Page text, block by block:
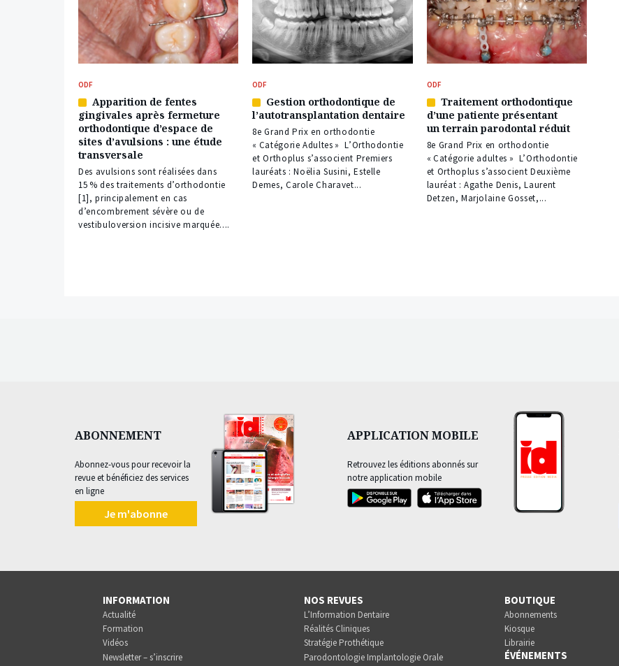
ODF
Article
réservé
à
nos
abonnés
Apparition de fentes
gingivales après fermeture
orthodontique d’espace de
sites d’avulsions : une étude
transversale
Des avulsions sont réalisées dans
15 % des traitements d’orthodontie
[1], principalement en cas
d’encombrement sévère ou de
vestibuloversion incisive marquée....
ODF
Article
réservé
à
nos
abonnés
Gestion orthodontique de
l’autotransplantation dentaire
8e Grand Prix en orthodontie
« Catégorie Adultes » L’Orthodontie
et Orthoplus s’associent Premiers
lauréats : Noëlia Susini, Estelle
Demes, Carole Charavet...
ODF
Article
réservé
à
nos
abonnés
Traitement orthodontique
d’une patiente présentant
un terrain parodontal réduit
8e Grand Prix en orthodontie
« Catégorie adultes » L’Orthodontie
et Orthoplus s’associent Deuxième
lauréat : Agathe Denis, Laurent
Detzen, Marjolaine Gosset,...
ABONNEMENT
Abonnez-vous pour recevoir la
revue et bénéficiez des services
en ligne
Je m'abonne
APPLICATION MOBILE
Retrouvez les éditions abonnés sur
notre application mobile
INFORMATION
Actualité
Formation
Vidéos
Newsletter – s’inscrire
NOS REVUES
L’Information Dentaire
Réalités Cliniques
Stratégie Prothétique
Parodontologie Implantologie Orale
BOUTIQUE
Abonnements
Kiosque
Librairie
ÉVÉNEMENTS